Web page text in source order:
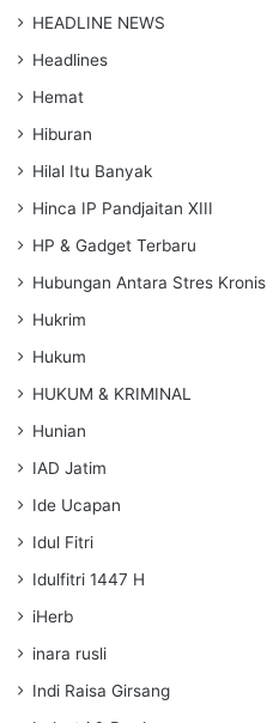
HEADLINE NEWS
Headlines
Hemat
Hiburan
Hilal Itu Banyak
Hinca IP Pandjaitan XIII
HP & Gadget Terbaru
Hubungan Antara Stres Kronis
Hukrim
Hukum
HUKUM & KRIMINAL
Hunian
IAD Jatim
Ide Ucapan
Idul Fitri
Idulfitri 1447 H
iHerb
inara rusli
Indi Raisa Girsang